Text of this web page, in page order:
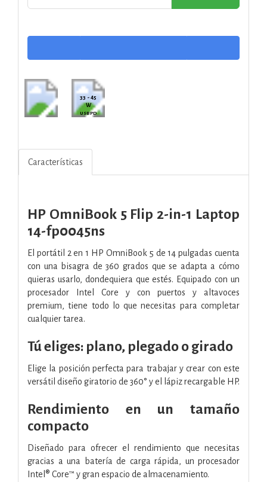
33 - 45
W
USB PD
Características
HP OmniBook 5 Flip 2-in-1 Laptop
14-fp0045ns
El portátil 2 en 1 HP OmniBook 5 de 14 pulgadas cuenta
con una bisagra de 360 grados que se adapta a cómo
quieras usarlo, dondequiera que estés. Equipado con un
procesador Intel Core y con puertos y altavoces
premium, tiene todo lo que necesitas para completar
cualquier tarea.
Tú eliges: plano, plegado o girado
Elige la posición perfecta para trabajar y crear con este
versátil diseño giratorio de 360° y el lápiz recargable HP.
Rendimiento en un tamaño
compacto
Diseñado para ofrecer el rendimiento que necesitas
gracias a una batería de carga rápida, un procesador
Intel® Core™ y gran espacio de almacenamiento.